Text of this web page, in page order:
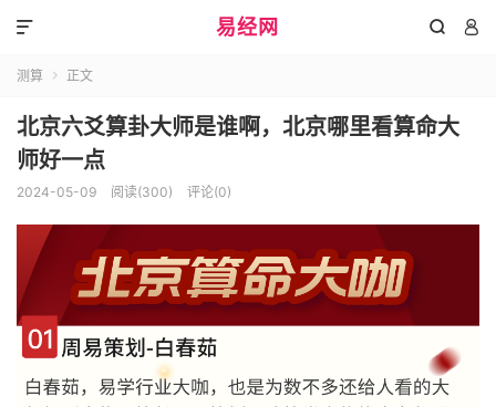
易经网  

测算  正文
北京六爻算卦大师是谁啊，北京哪里看算命大
师好一点
2024-05-09 阅读(300) 评论(0)